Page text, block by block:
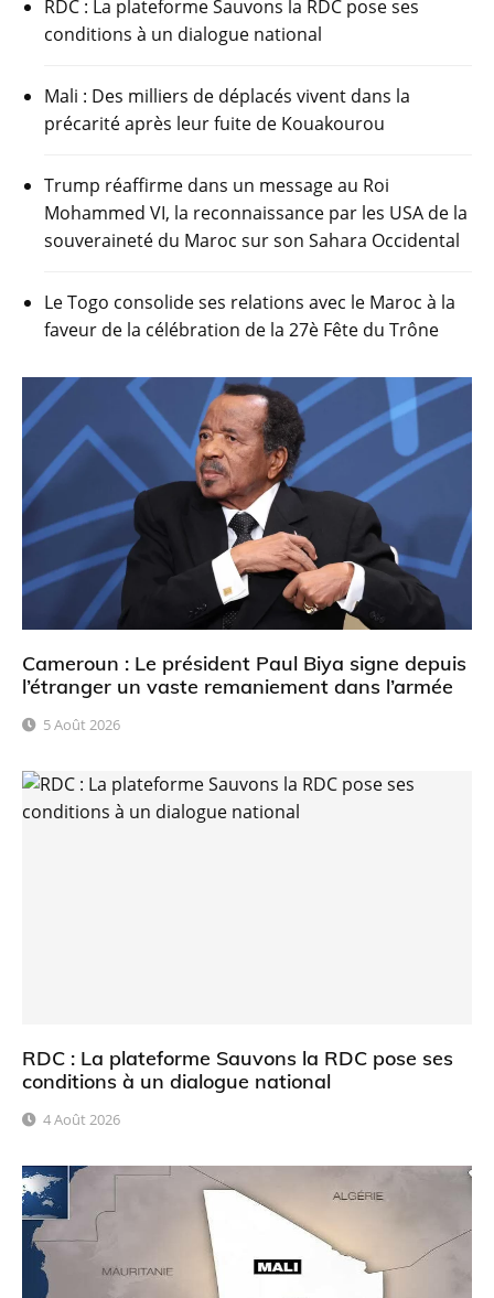
RDC : La plateforme Sauvons la RDC pose ses
conditions à un dialogue national
Mali : Des milliers de déplacés vivent dans la
précarité après leur fuite de Kouakourou
Trump réaffirme dans un message au Roi
Mohammed VI, la reconnaissance par les USA de la
souveraineté du Maroc sur son Sahara Occidental
Le Togo consolide ses relations avec le Maroc à la
faveur de la célébration de la 27è Fête du Trône
Cameroun : Le président Paul Biya signe depuis
l’étranger un vaste remaniement dans l’armée
5 Août 2026
RDC : La plateforme Sauvons la RDC pose ses
conditions à un dialogue national
4 Août 2026